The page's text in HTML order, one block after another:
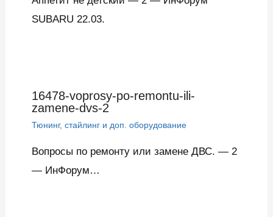
SUBARU 22.03.
16478-voprosy-po-remontu-ili-
zamene-dvs-2
Тюнинг, стайлинг и доп. оборудование
Вопросы по ремонту или замене ДВС. — 2
— ИнФорум…